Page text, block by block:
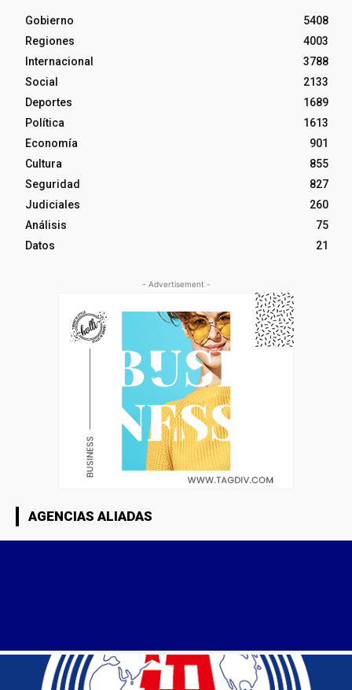
Gobierno
5408
Regiones
4003
Internacional
3788
Social
2133
Deportes
1689
Política
1613
Economía
901
Cultura
855
Seguridad
827
Judiciales
260
Análisis
75
Datos
21
- Advertisement -
AGENCIAS ALIADAS